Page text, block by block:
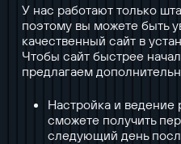
У нас работают только
поэтому вы можете быть
качественный сайт в
Чтобы сайт быстрее
предлагаем
Настройка и
сможете получить
следующий день